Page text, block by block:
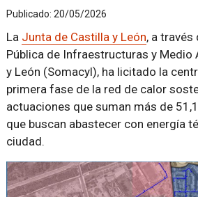
Publicado: 20/05/2026
La Junta de Castilla y León, a través
Pública de Infraestructuras y Medio
y León (Somacyl), ha licitado la
primera fase de la red de calor
actuaciones que suman más de
que buscan abastecer con energía
ciudad.